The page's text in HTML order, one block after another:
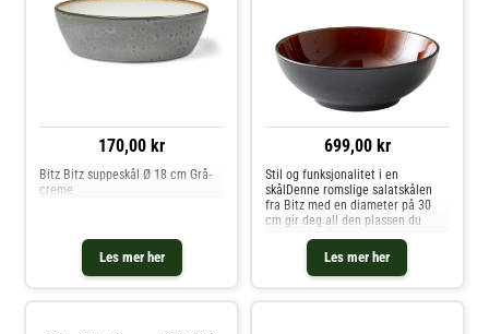
170,00 kr
Les mer her
Bitz Bitz suppeskål Ø 18 cm Grå-
creme
699,00 kr
Les mer her
Stil og funksjonalitet i en
skålDenne romslige salatskålen
fra Bitz med en diameter på 30
cm gir deg all den plassen du
trenger for å imponere med dine
kulinariske kreasjoner. Enten det
er en frodig grønn salat eller en
fyldig fruktsalat, gjør den gl